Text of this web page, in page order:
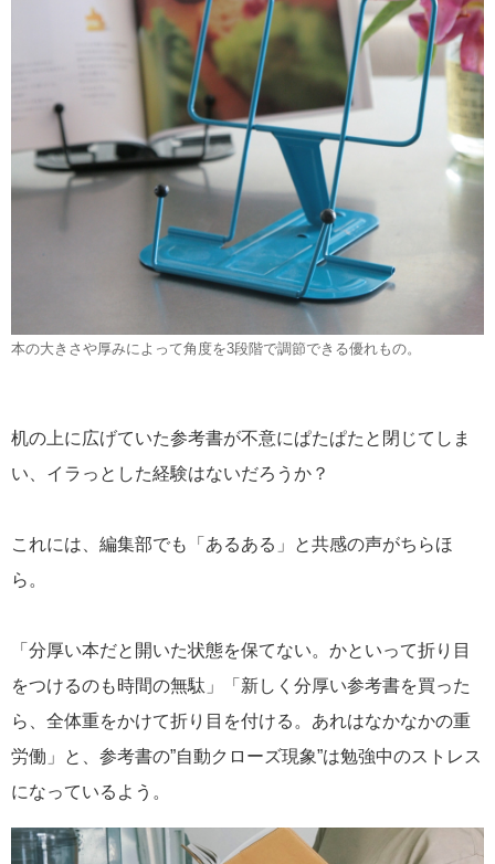
本の大きさや厚みによって角度を3段階で調節できる優れもの。
机の上に広げていた参考書が不意にぱたぱたと閉じてしま
い、イラっとした経験はないだろうか？
これには、編集部でも「あるある」と共感の声がちらほ
ら。
「分厚い本だと開いた状態を保てない。かといって折り目
をつけるのも時間の無駄」「新しく分厚い参考書を買った
ら、全体重をかけて折り目を付ける。あれはなかなかの重
労働」と、参考書の”自動クローズ現象”は勉強中のストレス
になっているよう。